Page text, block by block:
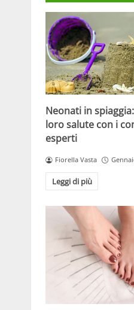
Neonati in
loro salute con i
esperti
Fiorella Vasta
Leggi di più